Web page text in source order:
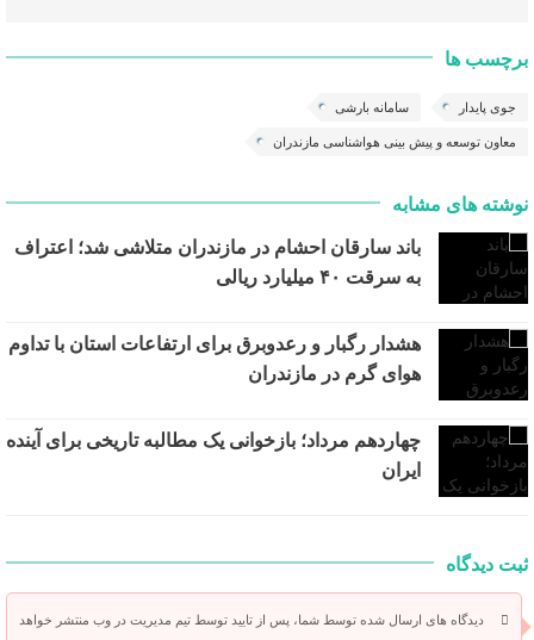
برچسب ها
جوی پایدار سامانه بارشی
معاون توسعه و پیش بینی هواشناسی مازندران
نوشته های مشابه
باند سارقان احشام در مازندران متلاشی شد؛ اعتراف
به سرقت ۴۰ میلیارد ریالی
هشدار رگبار و رعدوبرق برای ارتفاعات استان با تداوم
هوای گرم در مازندران
چهاردهم مرداد؛ بازخوانی یک مطالبه تاریخی برای آینده
ایران
ثبت دیدگاه
دیدگاه های ارسال شده توسط شما، پس از تایید توسط تیم مدیریت در وب منتشر خواهد